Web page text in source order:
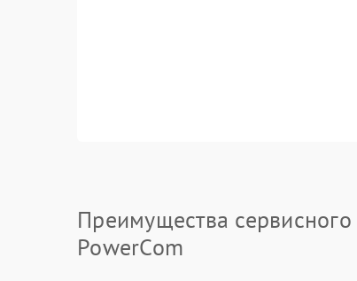
Преимущества сервисного
PowerCom